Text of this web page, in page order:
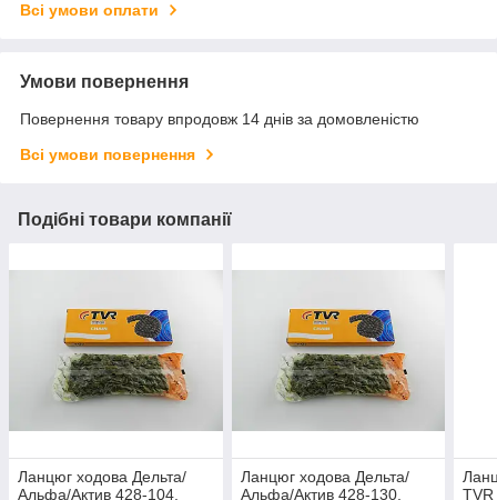
Всі умови оплати
Умови повернення
Повернення товару впродовж 14 днів за домовленістю
Всі умови повернення
Подібні товари компанії
Ланцюг ходова Дельта/
Альфа/Актив 428-104,
Ланцюг ходова Дельта/
Альфа/Актив 428-130,
TVR